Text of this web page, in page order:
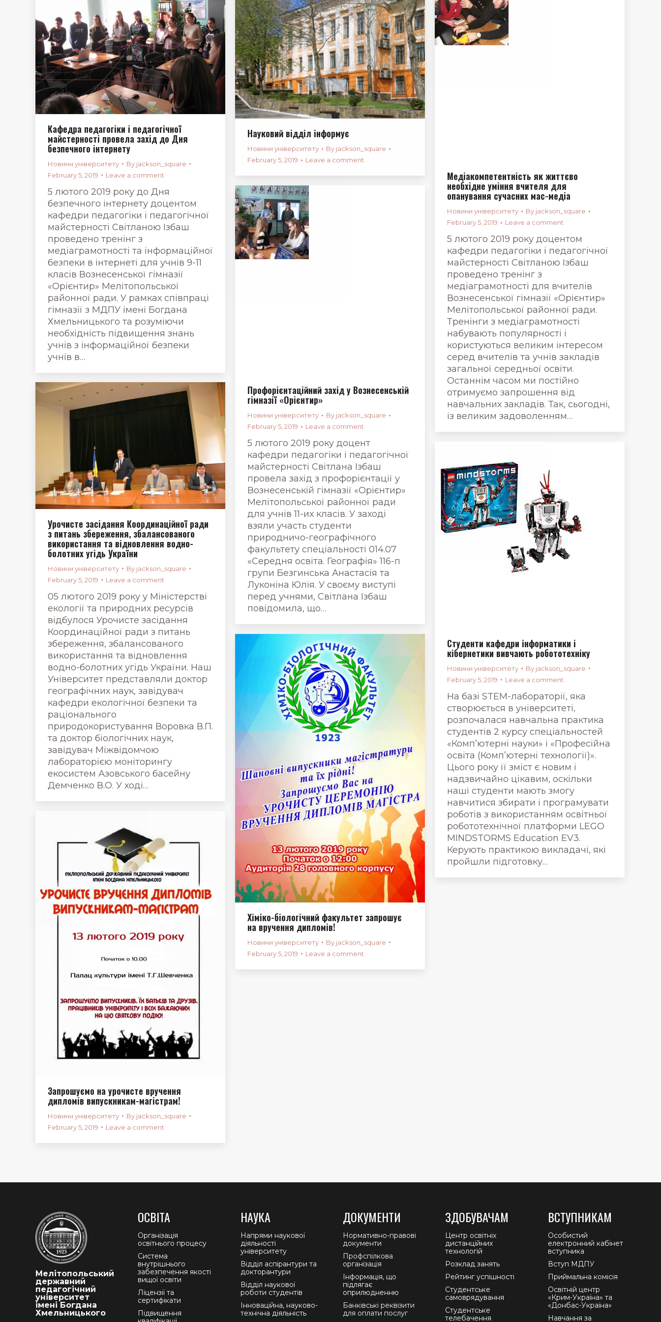
Кафедра педагогіки і педагогічної
майстерності провела захід до Дня
безпечного інтернету
Новини університету By jackson_square
February 5, 2019
Leave a comment
5 лютого 2019 року до Дня
безпечного інтернету доцентом
кафедри педагогіки і педагогічної
майстерності Світланою Ізбаш
проведено тренінг з
медіаграмотності та інформаційної
безпеки в інтернеті для учнів 9-11
класів Вознесенської гімназії
«Орієнтир» Мелітопольської
районної ради. У рамках співпраці
гімназії з МДПУ імені Богдана
Хмельницького та розуміючи
необхідність підвищення знань
учнів з інформаційної безпеки
учнів в…
Науковий відділ інформує
Новини університету By jackson_square
February 5, 2019
Leave a comment
Медіакомпетентність як життєво
необхідне уміння вчителя для
опанування сучасних мас-медіа
Новини університету By jackson_square
February 5, 2019
Leave a comment
5 лютого 2019 року доцентом
кафедри педагогіки і педагогічної
майстерності Світланою Ізбаш
проведено тренінг з
медіаграмотності для вчителів
Вознесенської гімназії «Орієнтир»
Мелітопольської районної ради.
Тренінги з медіаграмотності
набувають популярності і
користуються великим інтересом
серед вчителів та учнів закладів
загальної середньої освіти.
Останнім часом ми постійно
отримуємо запрошення від
навчальних закладів. Так, сьогодні,
із великим задоволенням…
Профорієнтаційний захід у Вознесенській
гімназії «Орієнтир»
Новини університету By jackson_square
February 5, 2019
Leave a comment
5 лютого 2019 року доцент
кафедри педагогіки і педагогічної
майстерності Світлана Ізбаш
провела захід з профорієнтації у
Вознесенській гімназії «Орієнтир»
Мелітопольської районної ради
для учнів 11-их класів. У заході
взяли участь студенти
природничо-географічного
факультету спеціальності 014.07
«Середня освіта. Географія» 116-п
групи Безгинська Анастасія та
Луконіна Юлія. У своєму виступі
перед учнями, Світлана Ізбаш
повідомила, що…
Урочисте засідання Координаційної ради
з питань збереження, збалансованого
використання та відновлення водно-
болотних угідь України
Новини університету By jackson_square
February 5, 2019
Leave a comment
05 лютого 2019 року у Міністерстві
екології та природних ресурсів
відбулося Урочисте засідання
Координаційної ради з питань
збереження, збалансованого
використання та відновлення
водно-болотних угідь України. Наш
Університет представляли доктор
географічних наук, завідувач
кафедри екологічної безпеки та
раціонального
природокористування Воровка В.П.
та доктор біологічних наук,
завідувач Міжвідомчою
лабораторією моніторингу
екосистем Азовського басейну
Демченко В.О. У ході…
Студенти кафедри інформатики і
кібернетики вивчають робототехніку
Новини університету By jackson_square
February 5, 2019
Leave a comment
На базі STEM-лабораторії, яка
створюється в університеті,
розпочалася навчальна практика
студентів 2 курсу спеціальностей
«Комп’ютерні науки» і «Професійна
освіта (Комп’ютерні технології)».
Цього року її зміст є новим і
надзвичайно цікавим, оскільки
наші студенти мають змогу
навчитися збирати і програмувати
роботів з використанням освітньої
робототехнічної платформи LEGO
MINDSTORMS Education EV3.
Керують практикою викладачі, які
пройшли підготовку…
Хіміко-біологічний факультет запрошує
на вручення дипломів!
Новини університету By jackson_square
February 5, 2019
Leave a comment
Запрошуємо на урочисте вручення
дипломів випускникам-магістрам!
Новини університету By jackson_square
February 5, 2019
Leave a comment
Мелітопольський
державний
педагогічний
університет
імені Богдана
Хмельницького
ОСВІТА
Організація
освітнього процесу
Система
внутрішнього
забезпечення якості
вищої освіти
Ліцензії та
сертифікати
Підвищення
НАУКА
Напрями наукової
діяльності
університету
Відділ аспірантури та
докторантури
Відділ наукової
роботи студентів
Інноваційна, науково-
технічна діяльність
ДОКУМЕНТИ
Нормативно-правові
документи
Профспілкова
організація
Інформація, що
підлягає
оприлюдненню
Банківські реквізити
для оплати послуг
ЗДОБУВАЧАМ
Центр освітніх
дистанційних
технологій
Розклад занять
Рейтинг успішності
Студентське
самоврядування
Студентське
телебачення
ВСТУПНИКАМ
Особистий
електронний кабінет
вступника
Вступ МДПУ
Приймальна комісія
Освітній центр
«Крим-Україна» та
«Донбас-Україна»
Навчання за